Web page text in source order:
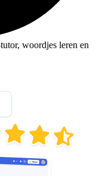
woordjes leren en